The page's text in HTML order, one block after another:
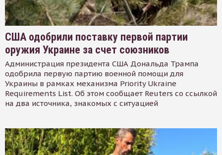
США одобрили поставку первой партии
оружия Украине за счет союзников
Администрация президента США Дональда Трампа
одобрила первую партию военной помощи для
Украины в рамках механизма Priority Ukraine
Requirements List. Об этом сообщает Reuters со ссылкой
на два источника, знакомых с ситуацией